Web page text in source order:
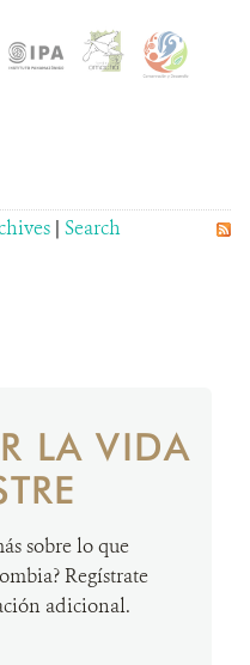
| Search
LA VIDA
sobre lo que
Regístrate
adicional.